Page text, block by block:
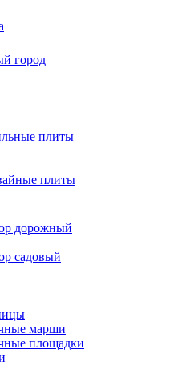
город
плиты
плиты
дорожный
садовый
марши
площадки